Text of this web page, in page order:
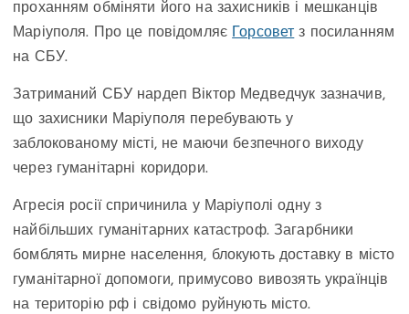
проханням обміняти його на захисників і мешканців
Маріуполя. Про це повідомляє
Горсовет з посиланням
на СБУ.
Затриманий СБУ нардеп Віктор Медведчук зазначив,
що захисники Маріуполя перебувають у
заблокованому місті, не маючи безпечного виходу
через гуманітарні коридори.
Агресія росії спричинила у Маріуполі одну з
найбільших гуманітарних катастроф. Загарбники
бомблять мирне населення, блокують доставку в місто
гуманітарної допомоги, примусово вивозять українців
на територію рф і свідомо руйнують місто.